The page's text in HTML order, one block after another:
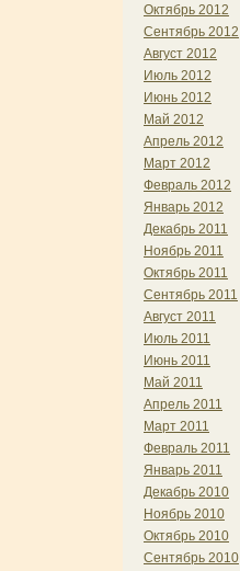
Октябрь 2012
Сентябрь 2012
Август 2012
Июль 2012
Июнь 2012
Май 2012
Апрель 2012
Март 2012
Февраль 2012
Январь 2012
Декабрь 2011
Ноябрь 2011
Октябрь 2011
Сентябрь 2011
Август 2011
Июль 2011
Июнь 2011
Май 2011
Апрель 2011
Март 2011
Февраль 2011
Январь 2011
Декабрь 2010
Ноябрь 2010
Октябрь 2010
Сентябрь 2010